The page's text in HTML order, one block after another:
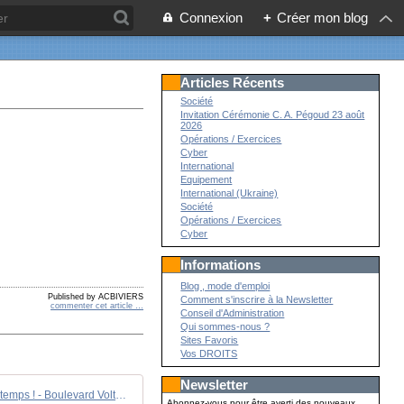
Connexion + Créer mon blog
Published by ACBIVIERS
commenter cet article
Articles Récents
Société
Invitation Cérémonie C. A. Pégoud 23 août
2026
Opérations / Exercices
Cyber
International
Equipement
International (Ukraine)
Société
Opérations / Exercices
Cyber
Informations
Blog , mode d'emploi
Comment s'inscrire à la Newsletter
Conseil d'Administration
Qui sommes-nous ?
Sites Favoris
Vos DROITS
Newsletter